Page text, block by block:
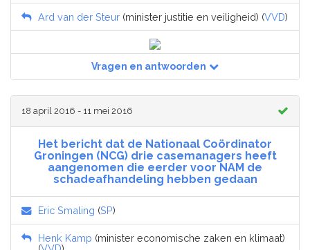
Ard van der Steur (minister justitie en veiligheid) (VVD)
Vragen en antwoorden
18 april 2016 - 11 mei 2016
Het bericht dat de Nationaal Coördinator
Groningen (NCG) drie casemanagers heeft
aangenomen die eerder voor NAM de
schadeafhandeling hebben gedaan
Eric Smaling (SP)
Henk Kamp (minister economische zaken en klimaat)